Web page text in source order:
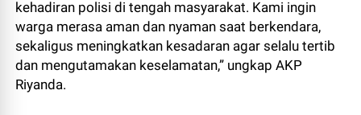
kehadiran polisi di tengah masyarakat. Kami ingin
warga merasa aman dan nyaman saat berkendara,
sekaligus meningkatkan kesadaran agar selalu tertib
dan mengutamakan keselamatan,” ungkap AKP
Riyanda.